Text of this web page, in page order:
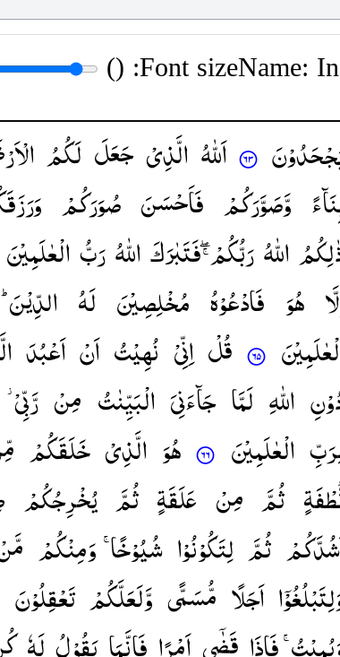
Name:
Font size: (
)
اَللّٰهُ الَّذِیْ جَعَلَ لَكُمُ
وَّصَوَّرَكُمْ فَاَحْسَنَ صُوَرَكُمْ
اللّٰهُرَبُّكُمْ ۖۚفَتَبٰرَكَاللّٰهُرَبُّالْعٰلَمِیْنَ
هُوَ فَادْعُوْهُ مُخْلِصِیْنَ لَهُ الدِّیْنَ ؕ
قُلْ اِنِّیْ نُهِیْتُ اَنْ اَعْبُدَ
اللّٰهِ لَمَّا جَآءَنِیَ الْبَیِّنٰتُ مِنْ رَّبِّیْ ؗ
الْعٰلَمِیْنَ هُوَ الَّذِیْ خَلَقَكُمْ
ثُمَّ مِنْ عَلَقَةٍ ثُمَّ یُخْرِجُكُمْ
ثُمَّ لِتَكُوْنُوْا شُیُوْخًا ۚ وَمِنْكُمْ
اَجَلًا مُّسَمًّی وَّلَعَلَّكُمْ تَعْقِلُوْنَ